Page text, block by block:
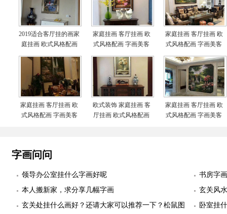
2019适合客厅挂的画家
庭挂画 欧式风格配画
装实际图
家庭挂画 客厅挂画 欧
式风格配画 字画美客
家庭挂画 客厅挂画 欧
式风格配画 字画美客
家庭挂画 客厅挂画 欧
式风格配画 字画美客
欧式装饰 家庭挂画 客
厅挂画 欧式风格配画
家庭挂画 客厅挂画 欧
式风格配画 字画美客
字画问问
领导办公室挂什么字画好呢
书房字
本人搬新家，求分享几幅字画
玄关风
玄关处挂什么画好？还请大家可以推荐一下？松鼠图
卧室挂